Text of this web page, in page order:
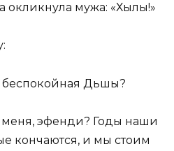
окликнула мужа: «Хылы!»
беспокойная Дьшы?
эфенди? Годы наши
кончаются, и мы стоим